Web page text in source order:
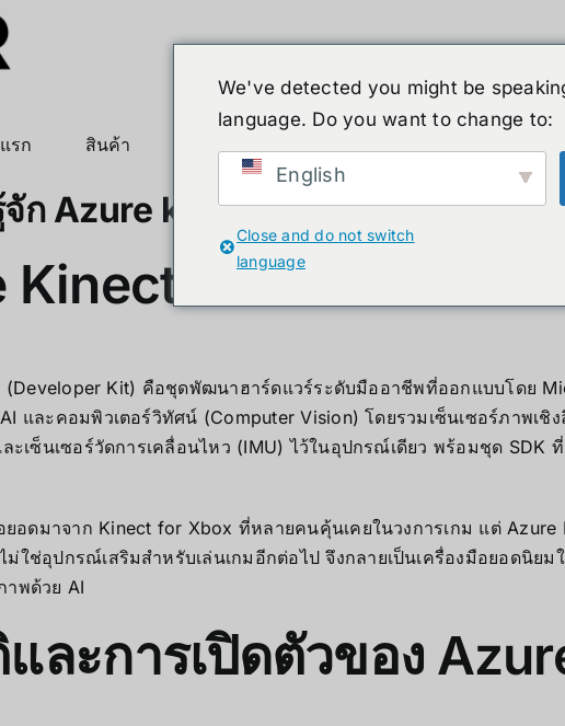
รก
สินค้า
ก Azure kinect DK
DK คืออะไร
(Developer Kit) คือชุดพัฒนาฮาร์ดแวร์ระดับมืออาชีพที่ออกแบบโดย
และคอมพิวเตอร์วิทัศน์ (Computer Vision) โดยรวมเซ็นเซอร์ภาพเชิ
ะเซ็นเซอร์วัดการเคลื่อนไหว (IMU) ไว้ในอุปกรณ์เดียว พร้อมชุด
ดมาจาก Kinect for Xbox ที่หลายคนคุ้นเคยในวงการเกม แต่
ม่ใช่อุปกรณ์เสริมสำหรับเล่นเกมอีกต่อไป จึงกลายเป็นเครื่องมือยอดนิ
าพด้วย AI
ละการเปิดตัวของ
We've detected you might be
language. Do you want to change to:
English
Close and do not switch
language